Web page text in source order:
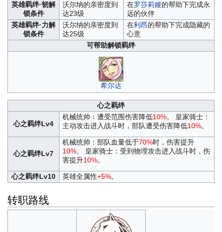
英雄羁绊·韧解
锁条件
沃尔纳的亲密度到
达23级
在罗莎莉娅的帮助下完成永
远的伙伴
英雄羁绊·力解
锁条件
沃尔纳的亲密度到
达25级
在利昂的帮助下完成隐藏的
心意
可帮助解锁羁绊
希尔达
心之羁绊
心之羁绊Lv4
机械统帅：遭受范围伤害降低10%。 皇家骑士：
主动攻击进入战斗时，部队遭受伤害降低10%。
心之羁绊Lv7
机械统帅：部队血量低于70%时，伤害提升
10%。 皇家骑士：受到物理攻击进入战斗时，伤
害提升10%。
心之羁绊Lv10 英雄全属性+5%。
转职路线